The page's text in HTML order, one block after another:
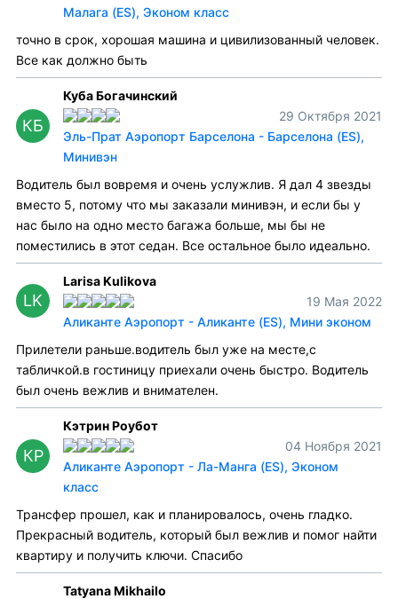
Малага (ES), Эконом класс
точно в срок, хорошая машина и цивилизованный человек.
Все как должно быть
КБ
Куба Богачинский
29 Октября 2021
Эль-Прат Аэропорт Барселона - Барселона (ES),
Минивэн
Водитель был вовремя и очень услужлив. Я дал 4 звезды
вместо 5, потому что мы заказали минивэн, и если бы у
нас было на одно место багажа больше, мы бы не
поместились в этот седан. Все остальное было идеально.
LK
Larisa Kulikova
19 Мая 2022
Аликанте Аэропорт - Аликанте (ES), Мини эконом
Прилетели раньше.водитель был уже на месте,с
табличкой.в гостиницу приехали очень быстро. Водитель
был очень вежлив и внимателен.
КР
Кэтрин Роубот
04 Ноября 2021
Аликанте Аэропорт - Ла-Манга (ES), Эконом
класс
Трансфер прошел, как и планировалось, очень гладко.
Прекрасный водитель, который был вежлив и помог найти
квартиру и получить ключи. Спасибо
Tatyana Mikhailo